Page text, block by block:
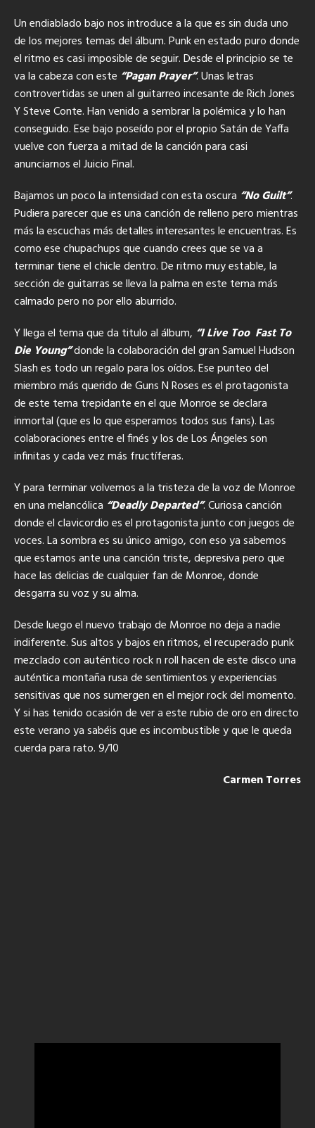
Un endiablado bajo nos introduce a la que es sin duda uno
de los mejores temas del álbum. Punk en estado puro donde
el ritmo es casi imposible de seguir. Desde el principio se te
va la cabeza con este “Pagan Prayer”. Unas letras
controvertidas se unen al guitarreo incesante de Rich Jones
Y Steve Conte. Han venido a sembrar la polémica y lo han
conseguido. Ese bajo poseído por el propio Satán de Yaffa
vuelve con fuerza a mitad de la canción para casi
anunciarnos el Juicio Final.
Bajamos un poco la intensidad con esta oscura “No Guilt”.
Pudiera parecer que es una canción de relleno pero mientras
más la escuchas más detalles interesantes le encuentras. Es
como ese chupachups que cuando crees que se va a
terminar tiene el chicle dentro. De ritmo muy estable, la
sección de guitarras se lleva la palma en este tema más
calmado pero no por ello aburrido.
Y llega el tema que da titulo al álbum, “I Live Too Fast To
Die Young”donde la colaboración del gran Samuel Hudson
Slash es todo un regalo para los oídos. Ese punteo del
miembro más querido de Guns N Roses es el protagonista
de este tema trepidante en el que Monroe se declara
inmortal (que es lo que esperamos todos sus fans). Las
colaboraciones entre el finés y los de Los Ángeles son
infinitas y cada vez más fructíferas.
Y para terminar volvemos a la tristeza de la voz de Monroe
en una melancólica “Deadly Departed”. Curiosa canción
donde el clavicordio es el protagonista junto con juegos de
voces. La sombra es su único amigo, con eso ya sabemos
que estamos ante una canción triste, depresiva pero que
hace las delicias de cualquier fan de Monroe, donde
desgarra su voz y su alma.
Desde luego el nuevo trabajo de Monroe no deja a nadie
indiferente. Sus altos y bajos en ritmos, el recuperado punk
mezclado con auténtico rock n roll hacen de este disco una
auténtica montaña rusa de sentimientos y experiencias
sensitivas que nos sumergen en el mejor rock del momento.
Y si has tenido ocasión de ver a este rubio de oro en directo
este verano ya sabéis que es incombustible y que le queda
cuerda para rato.9/10
Carmen Torres